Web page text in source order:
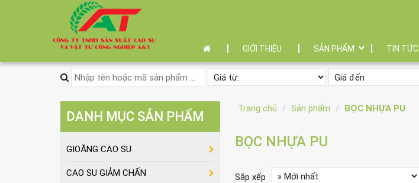
GIỚI THIỆU SẢN PHẨM TIN TỨC
Trang chủ Sản phẩm BỌC NHỰA PU
BỌC NHỰA PU
Sắp xếp
DANH MỤC SẢN PHẨM
GIOĂNG CAO SU
CAO SU GIẢM CHẤN